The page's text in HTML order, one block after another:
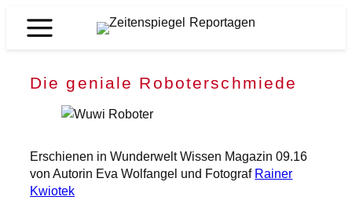
Inhalt
Zeitenspiegel
Die geniale Roboterschmiede
Erschienen in Wunderwelt Wissen Magazin 09.16
von Autorin Eva Wolfangel und Fotograf Rainer
Kwiotek